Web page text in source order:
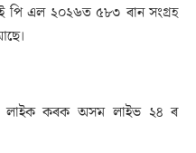
পি এল ২০২৬ত ৫৮৩ ৰান সংগ্ৰহ
লাইক কৰক অসম লাইভ ২৪ ৰ